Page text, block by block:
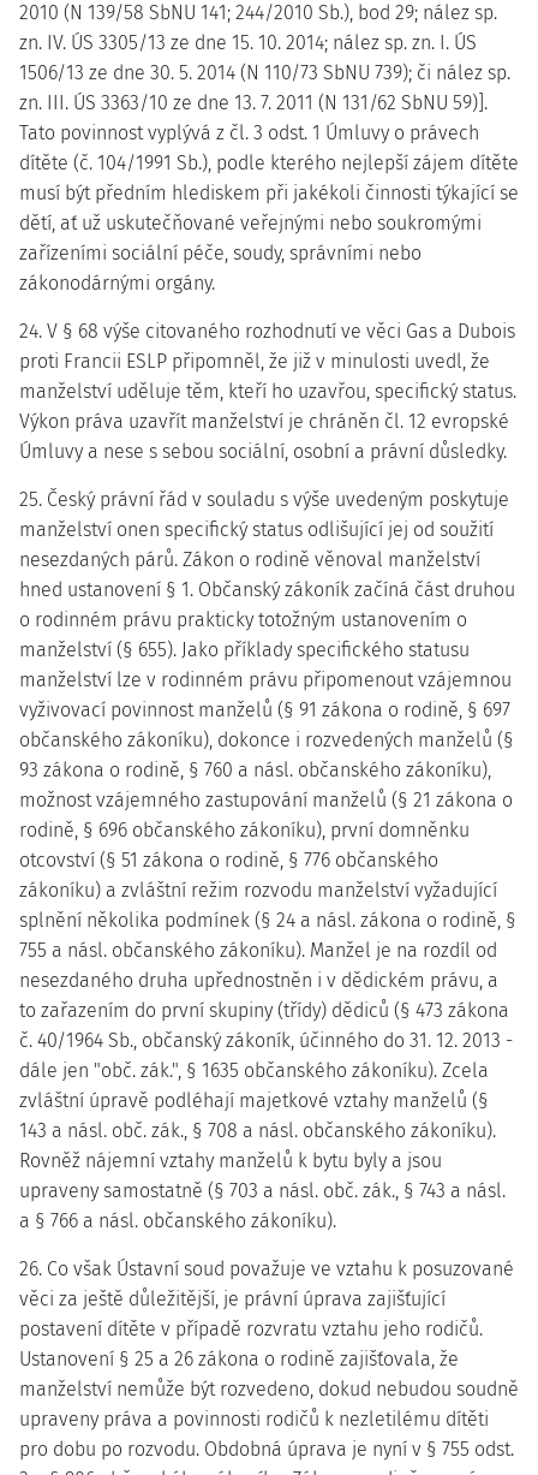
2010 (N 139/58 SbNU 141; 244/2010 Sb.), bod 29; nález sp.
zn. IV. ÚS 3305/13 ze dne 15. 10. 2014; nález sp. zn. I. ÚS
1506/13 ze dne 30. 5. 2014 (N 110/73 SbNU 739); či nález sp.
zn. III. ÚS 3363/10 ze dne 13. 7. 2011 (N 131/62 SbNU 59)].
Tato povinnost vyplývá z čl. 3 odst. 1 Úmluvy o právech
dítěte (č. 104/1991 Sb.), podle kterého nejlepší zájem dítěte
musí být předním hlediskem při jakékoli činnosti týkající se
dětí, ať už uskutečňované veřejnými nebo soukromými
zařízeními sociální péče, soudy, správními nebo
zákonodárnými orgány.
24. V § 68 výše citovaného rozhodnutí ve věci Gas a Dubois
proti Francii ESLP připomněl, že již v minulosti uvedl, že
manželství uděluje těm, kteří ho uzavřou, specifický status.
Výkon práva uzavřít manželství je chráněn čl. 12 evropské
Úmluvy a nese s sebou sociální, osobní a právní důsledky.
25. Český právní řád v souladu s výše uvedeným poskytuje
manželství onen specifický status odlišující jej od soužití
nesezdaných párů. Zákon o rodině věnoval manželství
hned ustanovení § 1. Občanský zákoník začíná část druhou
o rodinném právu prakticky totožným ustanovením o
manželství (§ 655). Jako příklady specifického statusu
manželství lze v rodinném právu připomenout vzájemnou
vyživovací povinnost manželů (§ 91 zákona o rodině, § 697
občanského zákoníku), dokonce i rozvedených manželů (§
93 zákona o rodině, § 760 a násl. občanského zákoníku),
možnost vzájemného zastupování manželů (§ 21 zákona o
rodině, § 696 občanského zákoníku), první domněnku
otcovství (§ 51 zákona o rodině, § 776 občanského
zákoníku) a zvláštní režim rozvodu manželství vyžadující
splnění několika podmínek (§ 24 a násl. zákona o rodině, §
755 a násl. občanského zákoníku). Manžel je na rozdíl od
nesezdaného druha upřednostněn i v dědickém právu, a
to zařazením do první skupiny (třídy) dědiců (§ 473 zákona
č. 40/1964 Sb., občanský zákoník, účinného do 31. 12. 2013 -
dále jen "obč. zák.", § 1635 občanského zákoníku). Zcela
zvláštní úpravě podléhají majetkové vztahy manželů (§
143 a násl. obč. zák., § 708 a násl. občanského zákoníku).
Rovněž nájemní vztahy manželů k bytu byly a jsou
upraveny samostatně (§ 703 a násl. obč. zák., § 743 a násl.
a § 766 a násl. občanského zákoníku).
26. Co však Ústavní soud považuje ve vztahu k posuzované
věci za ještě důležitější, je právní úprava zajišťující
postavení dítěte v případě rozvratu vztahu jeho rodičů.
Ustanovení § 25 a 26 zákona o rodině zajišťovala, že
manželství nemůže být rozvedeno, dokud nebudou soudně
upraveny práva a povinnosti rodičů k nezletilému dítěti
pro dobu po rozvodu. Obdobná úprava je nyní v § 755 odst.